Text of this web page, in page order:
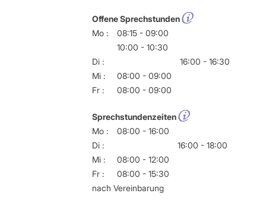
Offene Sprechstunden
Mo :
08:15 - 09:00
10:00 - 10:30
Di :
16:00 - 16:30
Mi :
08:00 - 09:00
Fr :
08:00 - 09:00
Sprechstundenzeiten
Mo :
08:00 - 16:00
Di :
16:00 - 18:00
Mi :
08:00 - 12:00
Fr :
08:00 - 15:30
nach Vereinbarung